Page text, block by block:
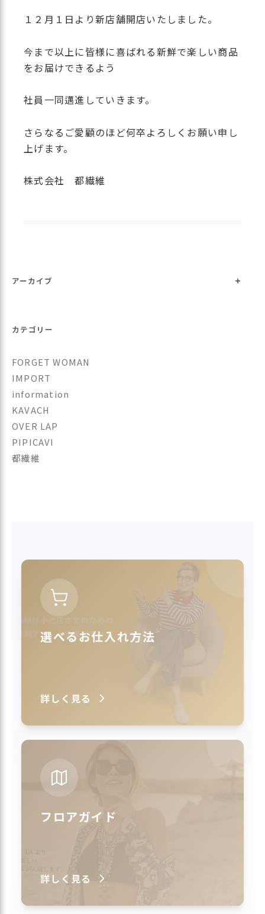
１２月１日より新店舗開店いたしました。
今まで以上に皆様に喜ばれる新鮮で楽しい商品
をお届けできるよう
社員一同邁進していきます。
さらなるご愛顧のほど何卒よろしくお願い申し
上げます。
株式会社 都繊維
アーカイブ +
カテゴリー
FORGET WOMAN
IMPORT
information
KAVACH
OVER LAP
PIPICAVI
都繊維
選べるお仕入れ方法
詳しく見る
フロアガイド
詳しく見る